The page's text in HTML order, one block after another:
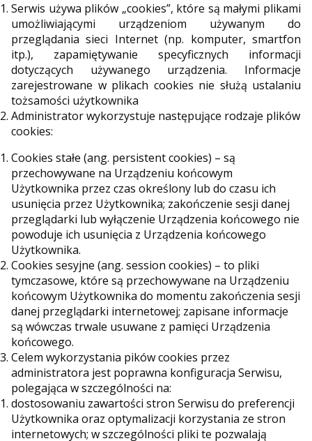
Serwis używa plików „cookies”, które są małymi plikami
umożliwiającymi urządzeniom używanym do
przeglądania sieci Internet (np. komputer, smartfon
itp.), zapamiętywanie specyficznych informacji
dotyczących używanego urządzenia. Informacje
zarejestrowane w plikach cookies nie służą ustalaniu
tożsamości użytkownika
Administrator wykorzystuje następujące rodzaje plików
cookies:
Cookies stałe (ang. persistent cookies) – są
przechowywane na Urządzeniu końcowym
Użytkownika przez czas określony lub do czasu ich
usunięcia przez Użytkownika; zakończenie sesji danej
przeglądarki lub wyłączenie Urządzenia końcowego nie
powoduje ich usunięcia z Urządzenia końcowego
Użytkownika.
Cookies sesyjne (ang. session cookies) – to pliki
tymczasowe, które są przechowywane na Urządzeniu
końcowym Użytkownika do momentu zakończenia sesji
danej przeglądarki internetowej; zapisane informacje
są wówczas trwale usuwane z pamięci Urządzenia
końcowego.
Celem wykorzystania pików cookies przez
administratora jest poprawna konfiguracja Serwisu,
polegająca w szczególności na:
dostosowaniu zawartości stron Serwisu do preferencji
Użytkownika oraz optymalizacji korzystania ze stron
internetowych; w szczególności pliki te pozwalają